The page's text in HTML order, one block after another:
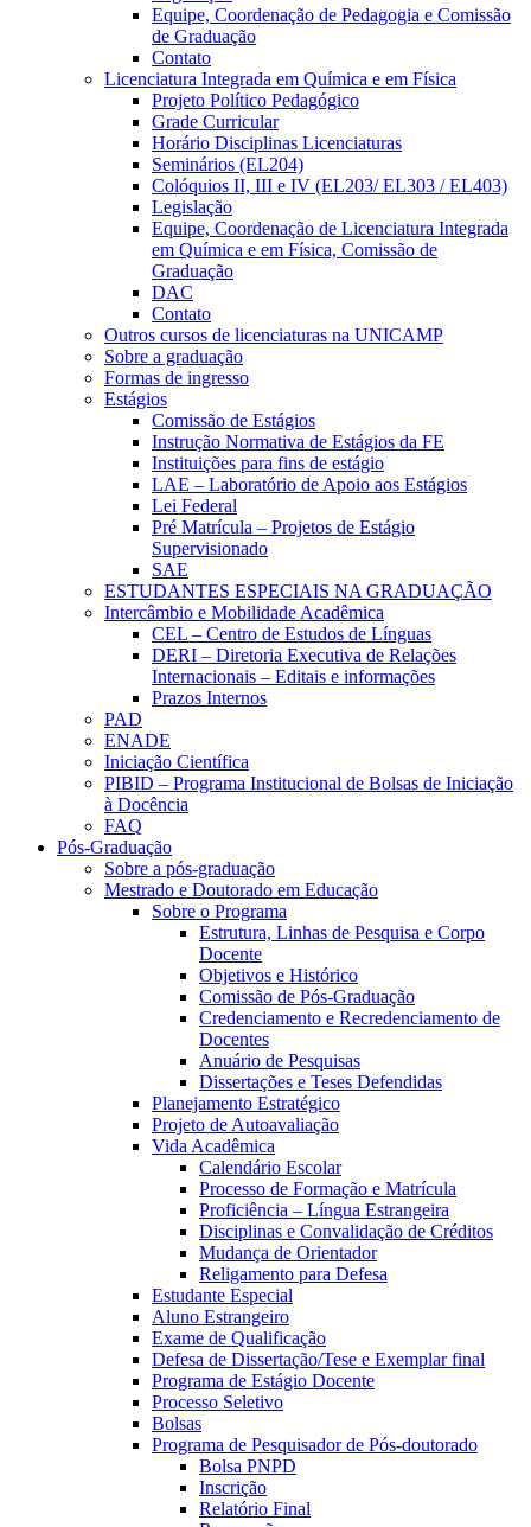
Equipe, Coordenação de Pedagogia e Comissão
de Graduação
Contato
Licenciatura Integrada em Química e em Física
Projeto Político Pedagógico
Grade Curricular
Horário Disciplinas Licenciaturas
Seminários (EL204)
Colóquios II, III e IV (EL203/ EL303 / EL403)
Legislação
Equipe, Coordenação de Licenciatura Integrada
em Química e em Física, Comissão de
Graduação
DAC
Contato
Outros cursos de licenciaturas na UNICAMP
Sobre a graduação
Formas de ingresso
Estágios
Comissão de Estágios
Instrução Normativa de Estágios da FE
Instituições para fins de estágio
LAE – Laboratório de Apoio aos Estágios
Lei Federal
Pré Matrícula – Projetos de Estágio
Supervisionado
SAE
ESTUDANTES ESPECIAIS NA GRADUAÇÃO
Intercâmbio e Mobilidade Acadêmica
CEL – Centro de Estudos de Línguas
DERI – Diretoria Executiva de Relações
Internacionais – Editais e informações
Prazos Internos
PAD
ENADE
Iniciação Científica
PIBID – Programa Institucional de Bolsas de Iniciação
à Docência
FAQ
Pós-Graduação
Sobre a pós-graduação
Mestrado e Doutorado em Educação
Sobre o Programa
Estrutura, Linhas de Pesquisa e Corpo
Docente
Objetivos e Histórico
Comissão de Pós-Graduação
Credenciamento e Recredenciamento de
Docentes
Anuário de Pesquisas
Dissertações e Teses Defendidas
Planejamento Estratégico
Projeto de Autoavaliação
Vida Acadêmica
Calendário Escolar
Processo de Formação e Matrícula
Proficiência – Língua Estrangeira
Disciplinas e Convalidação de Créditos
Mudança de Orientador
Religamento para Defesa
Estudante Especial
Aluno Estrangeiro
Exame de Qualificação
Defesa de Dissertação/Tese e Exemplar final
Programa de Estágio Docente
Processo Seletivo
Bolsas
Programa de Pesquisador de Pós-doutorado
Bolsa PNPD
Inscrição
Relatório Final